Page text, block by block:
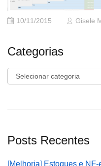
10/11/2015 Gisele
Categorias
Categorias
Posts Recentes
[Melhoria] Estoques e